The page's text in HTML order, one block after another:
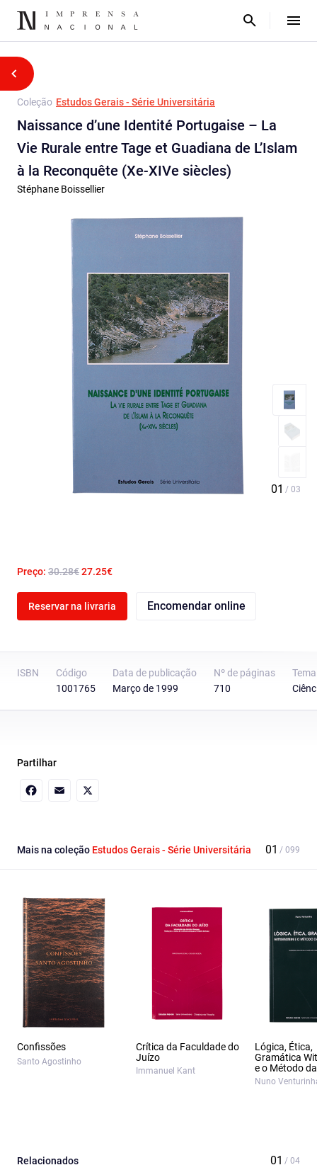
Coleção Estudos Gerais - Série Universitária
Naissance d’une Identité Portugaise – La
Vie Rurale entre Tage et Guadiana de L’Islam
à la Reconquête (Xe-XIVe siècles)
Stéphane Boissellier
Preço: 30.28€27.25€
Reservar na livraria Encomendar online
ISBN
Código
1001765
Data de publicação
Março de 1999
Nº de páginas
710
Tema
Partilhar
Mais na coleção Estudos Gerais - Série Universitária
Confissões
Santo Agostinho
Crítica da Faculdade do
Juízo
Immanuel Kant
Lógica, Ética,
Gramática
e o Método
Nuno
Relacionados